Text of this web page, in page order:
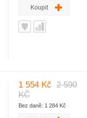
Koupit
1 554 Kč 2 590
KČ
Bez daně: 1 284 Kč